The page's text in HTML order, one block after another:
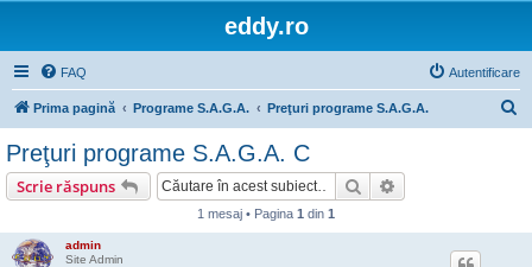
eddy.ro
FAQ Autentificare
Prima pagină Programe S.A.G.A. Preţuri programe S.A.G.A.
Preţuri programe S.A.G.A. C
Scrie răspuns Căutare
1 mesaj • Pagina 1 din 1
admin
Site Admin